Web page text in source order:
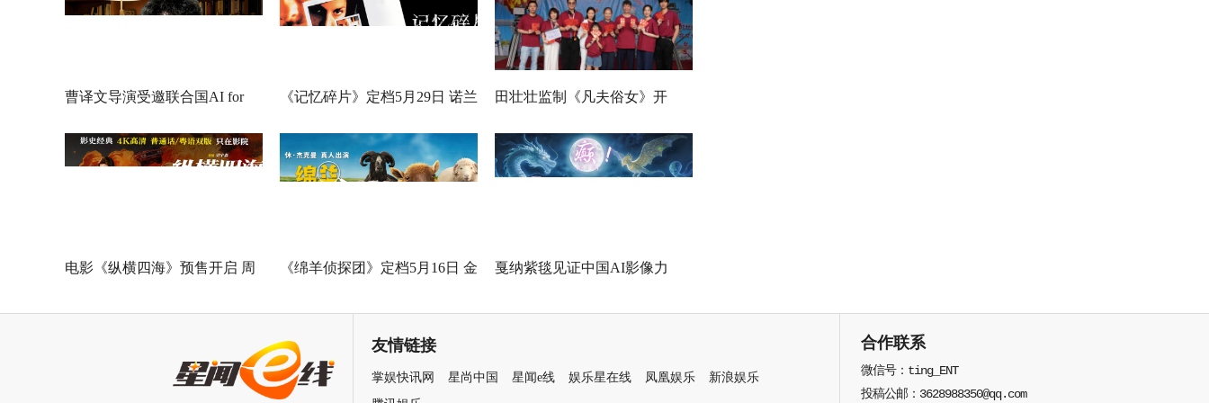
曹译文导演受邀联合国AI for
Good全球峰会 以AI影像传递向
善力量
《记忆碎片》定档5月29日 诺兰
神作IMAX首次量身定制
田壮壮监制《凡夫俗女》开
机，一场回乡路，两代解心结
电影《纵横四海》预售开启 周 《绵羊侦探团》定档5月16日 金 戛纳紫毯见证中国AI影像力
友情链接
掌娱快讯网 星尚中国 星闻e线 娱乐星在线 凤凰娱乐
新浪娱乐
合作联系
微信号：ting_ENT
投稿公邮：3628988350@qq.com